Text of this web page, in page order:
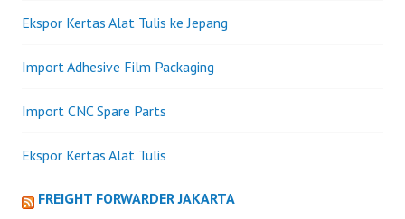
Ekspor Kertas Alat Tulis ke Jepang
Import Adhesive Film Packaging
Import CNC Spare Parts
Ekspor Kertas Alat Tulis
FREIGHT FORWARDER JAKARTA